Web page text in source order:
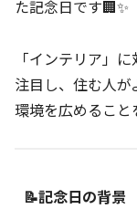
た記念日です🏢✨
「インテリア」
注目し、住む人
環境を広めるこ
📝記念日の背景